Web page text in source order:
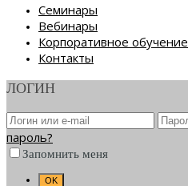
Семинары
Вебинары
Корпоративное обучение
Контакты
ЛОГИН
пароль?
Запомнить меня